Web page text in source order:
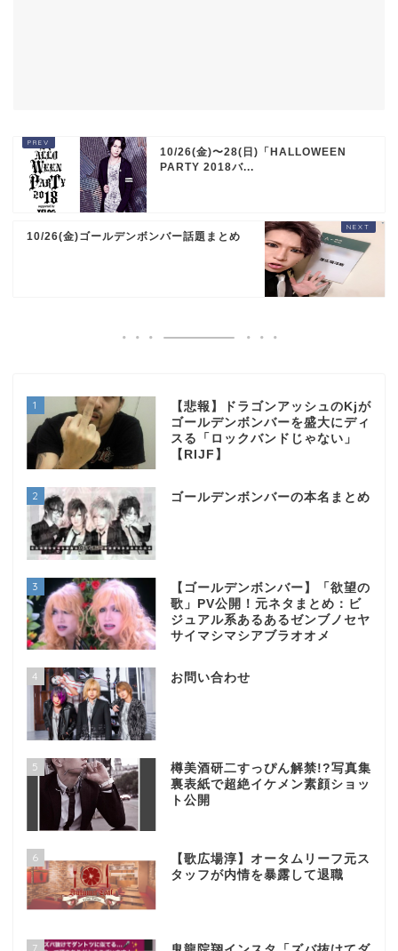
10/26(金)〜28(日)「HALLOWEEN
PARTY 2018バ...
10/26(金)ゴールデンボンバー話題まとめ
1
【悲報】ドラゴンアッシュのKjが
ゴールデンボンバーを盛大にディ
スる「ロックバンドじゃない」
【RIJF】
2 ゴールデンボンバーの本名まとめ
3
【ゴールデンボンバー】「欲望の
歌」PV公開！元ネタまとめ：ビ
ジュアル系あるあるゼンブノセヤ
サイマシマシアブラオオメ
4 お問い合わせ
5
樽美酒研二すっぴん解禁!?写真集
裏表紙で超絶イケメン素顔ショッ
ト公開
6
【歌広場淳】オータムリーフ元ス
タッフが内情を暴露して退職
7